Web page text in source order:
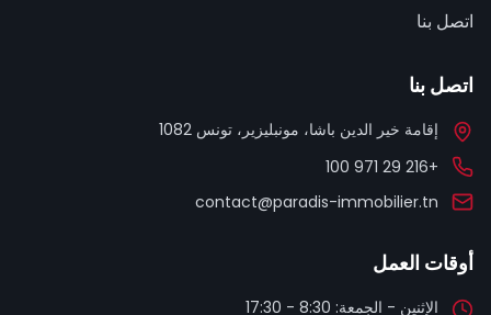
اتصل بنا
اتصل بنا
إقامة خير الدين باشا، مونبليزير، تونس 1082
+216 29 971 100
contact@paradis-immobilier.tn
أوقات العمل